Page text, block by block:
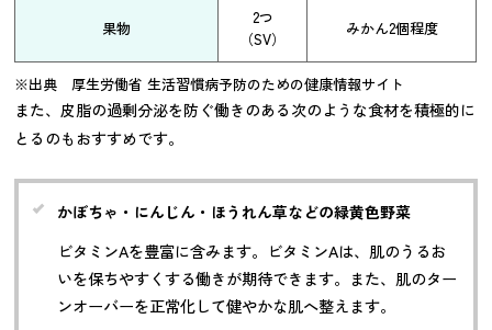
果物
2つ
（SV）
みかん2個程度
※出典 厚生労働省 生活習慣病予防のための健康情報サイト
また、皮脂の過剰分泌を防ぐ働きのある次のような食材を積極的に
とるのもおすすめです。
かぼちゃ・にんじん・ほうれん草などの緑黄色野菜
ビタミンAを豊富に含みます。ビタミンAは、肌のうるお
いを保ちやすくする働きが期待できます。また、肌のター
ンオーバーを正常化して健やかな肌へ整えます。